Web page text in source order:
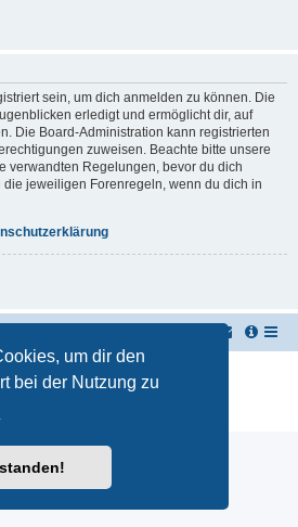
um dir den
bei der Nutzung zu
sein, um dich anmelden zu können. Die
erledigt und ermöglicht dir, auf
Die Board-Administration kann registrierten
zuweisen. Beachte bitte unsere
verwandten Regelungen, bevor du dich
jeweiligen Forenregeln, wenn du dich in
Übersetzung durchphpBB.de